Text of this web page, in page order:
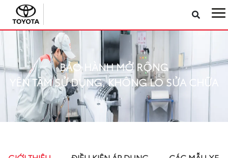
Sản phẩm
Công nghệ
Dịch vụ
BẢO HÀNH MỞ RỘNG
YÊN TÂM SỬ DỤNG, KHÔNG LO SỬA CHỮA